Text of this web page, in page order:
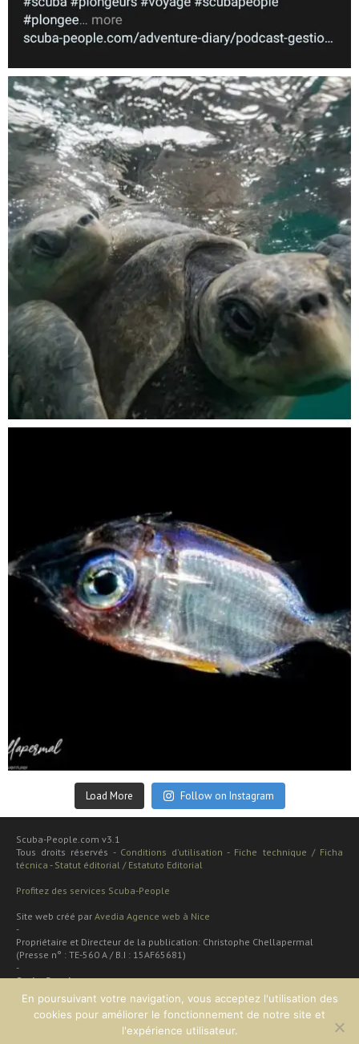
Nov 5
scuba_people_magazine
Sep 24
Load More Follow on Instagram
Scuba-People.com v3.1
Tous droits réservés - Conditions d'utilisation - Fiche technique / Ficha
técnica - Statut éditorial / Estatuto Editorial
Profitez des services Scuba-People
Site web créé par Avedia Agence web à Nice
-
Propriétaire et Directeur de la publication: Christophe Chellapermal
(Presse n° : TE-560 A / B.I : 15AF65681)
-
Scuba People
Rua cardal de são josé 48 apt
2 dt
Lisboa, PORTUGAL
En poursuivant votre navigation, vous acceptez l'utilisation des
cookies pour améliorer le fonctionnement de notre site et
l'expérience utilisateur.